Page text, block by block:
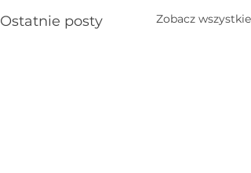
Ostatnie posty Zobacz wszystkie